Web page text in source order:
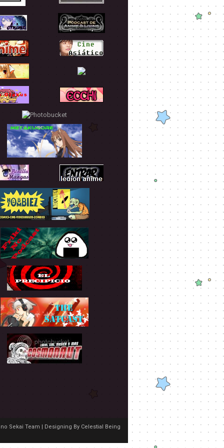
Sekai Team | Designing By Celestial Being